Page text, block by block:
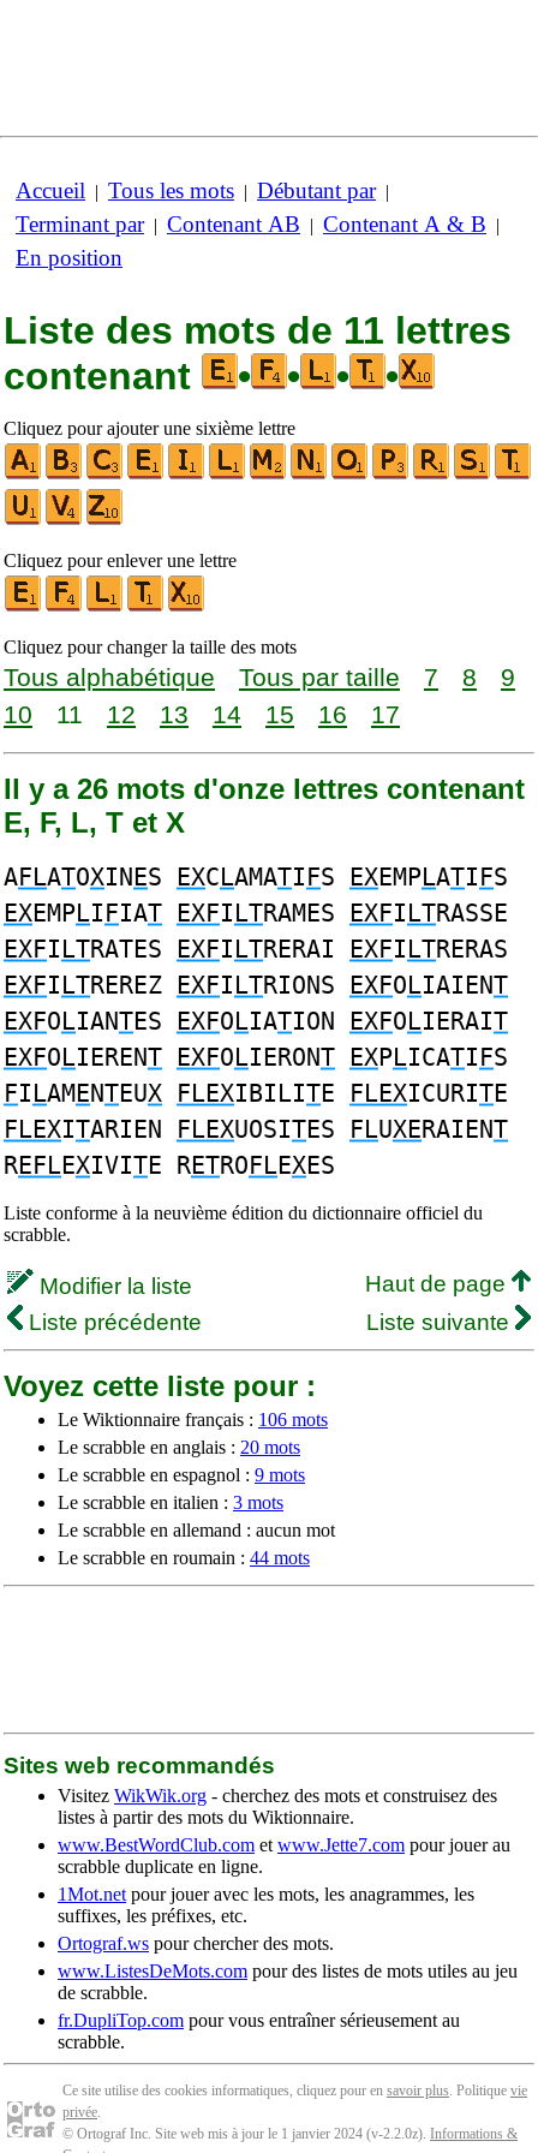
Accueil | Tous les mots | Débutant par|
Terminant par| Contenant AB | Contenant A & B |
En position
Liste des mots de 11 lettres
contenant
• • • •
Cliquez pour ajouter une sixième lettre
Cliquez pour enlever une lettre
Cliquez pour changer la taille des mots
Tous alphabétique Tous par taille 7 8
9
10
11 12 13 14 15 16 17
Il y a 26 mots d'onze lettres contenant
E, F, L, T et X
AFLATOXINES EXCLAMATIFS EXEMPLATIFS
EXEMPLIFIAT EXFILTRAMES EXFILTRASSE
EXFILTRATES EXFILTRERAI EXFILTRERAS
EXFILTREREZ EXFILTRIONS EXFOLIAIENT
EXFOLIANTES EXFOLIATION EXFOLIERAIT
EXFOLIERENT EXFOLIERONT EXPLICATIFS
FILAMENTEUX FLEXIBILITE FLEXICURITE
FLEXITARIEN FLEXUOSITES FLUXERAIENT
REFLEXIVITE RETROFLEXES
Liste conforme à la neuvième édition du dictionnaire officiel du
scrabble.
Modifier la liste
Haut de page
Liste précédente
Liste suivante
Voyez cette liste pour :
Le Wiktionnaire français : 106 mots
Le scrabble en anglais : 20 mots
Le scrabble en espagnol : 9 mots
Le scrabble en italien : 3 mots
Le scrabble en allemand : aucun mot
Le scrabble en roumain : 44 mots
Sites web recommandés
Visitez WikWik.org - cherchez des mots et construisez des
listes à partir des mots du Wiktionnaire.
www.BestWordClub.com et www.Jette7.com pour jouer au
scrabble duplicate en ligne.
1Mot.net pour jouer avec les mots, les anagrammes, les
suffixes, les préfixes, etc.
Ortograf.ws pour chercher des mots.
www.ListesDeMots.com pour des listes de mots utiles au jeu
de scrabble.
fr.DupliTop.com pour vous entraîner sérieusement au
scrabble.
Ce site utilise des cookies informatiques, cliquez pour en savoir plus. Politique vie
privée.
© Ortograf Inc. Site web mis à jour le 1 janvier 2024 (v-2.2.0z). Informations &